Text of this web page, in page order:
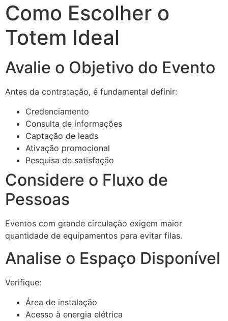
Como Escolher o
Totem Ideal
Avalie o Objetivo do Evento
Antes da contratação, é fundamental definir:
Credenciamento
Consulta de informações
Captação de leads
Ativação promocional
Pesquisa de satisfação
Considere o Fluxo de
Pessoas
Eventos com grande circulação exigem maior
quantidade de equipamentos para evitar filas.
Analise o Espaço Disponível
Verifique:
Área de instalação
Acesso à energia elétrica